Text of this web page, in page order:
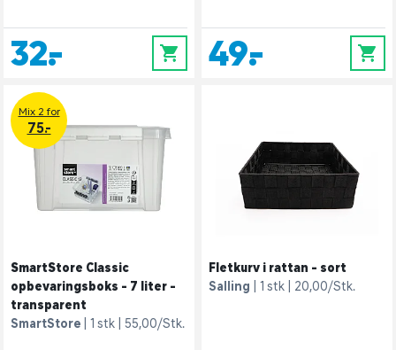
32,- 0 49,- 0
Mix 2 for
75.-
SmartStore Classic
opbevaringsboks - 7 liter -
transparent
SmartStore
1 stk 55,00/Stk.
Fletkurv i rattan - sort
Salling
1 stk 20,00/Stk.